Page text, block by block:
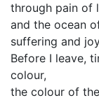
through pain of
and the ocean
suffering and
Before I leave,
colour,
the colour of